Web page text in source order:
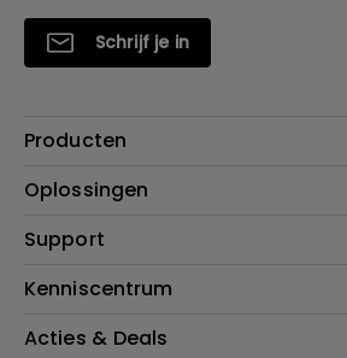
Schrijf je in
Producten
Projectoren
Verlichting
Speakers
Oplossingen
Education
Support
Contact
BenQ Shop - FAQ
Kenniscentrum
Blog
Acties & Deals